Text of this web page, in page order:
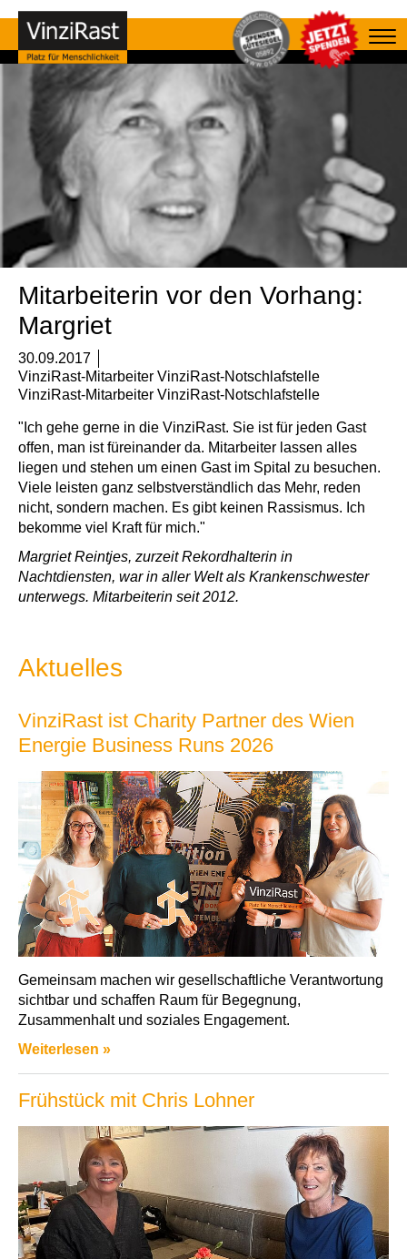
Mitarbeiterin vor den Vorhang:
Margriet
30.09.2017
VinziRast-Mitarbeiter VinziRast-Notschlafstelle
VinziRast-Mitarbeiter VinziRast-Notschlafstelle
"Ich gehe gerne in die VinziRast. Sie ist für jeden Gast
offen, man ist füreinander da. Mitarbeiter lassen alles
liegen und stehen um einen Gast im Spital zu besuchen.
Viele leisten ganz selbstverständlich das Mehr, reden
nicht, sondern machen. Es gibt keinen Rassismus. Ich
bekomme viel Kraft für mich."
Margriet Reintjes, zurzeit Rekordhalterin in
Nachtdiensten, war in aller Welt als Krankenschwester
unterwegs. Mitarbeiterin seit 2012.
Aktuelles
VinziRast ist Charity Partner des Wien
Energie Business Runs 2026
Gemeinsam machen wir gesellschaftliche Verantwortung
sichtbar und schaffen Raum für Begegnung,
Zusammenhalt und soziales Engagement.
Weiterlesen »
Frühstück mit Chris Lohner